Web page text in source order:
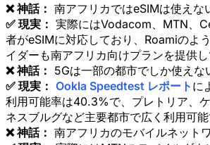
❌ 神話： 南アフリカではeSIMは使えな
✅ 現実： 実際にはVodacom、MTN、
者がeSIMに対応しており、Roamiのよ
イダーも南アフリカ向けプランを提供し
❌ 神話： 5Gは一部の都市でしか使えな
✅ 現実： Ookla Speedtest レポート に
利用可能率は40.3%で、プレトリア、
ネスブルグなど主要都市で広く利用可能
❌ 神話： 南アフリカのモバイルネット